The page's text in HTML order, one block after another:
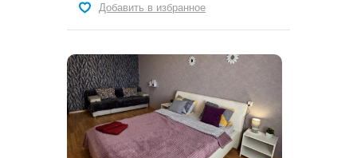
Добавить в избранное